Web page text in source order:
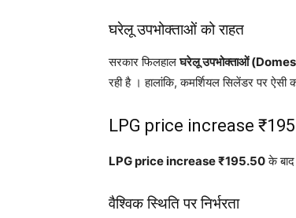
घरेलू उपभोक्ताओं को राहत
सरकार फिलहालघरेलू उपभोक्ताओं
रही है । हालांकि, कमर्शियल सिलेंडर पर
LPG price increase
LPG price increase ₹195.50के
वैश्विक स्थिति पर निर्भरता